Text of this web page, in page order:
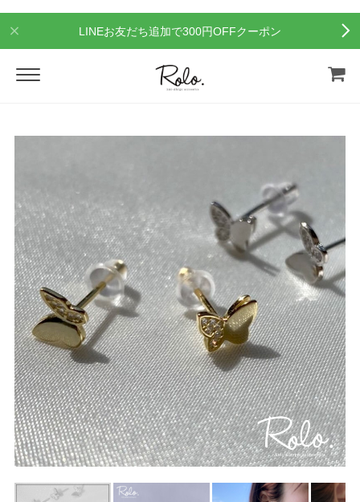
LINEお友だち追加で300円OFFクーポン